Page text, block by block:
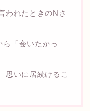
われたときのNさ
「会いたかっ
いに居続けるこ